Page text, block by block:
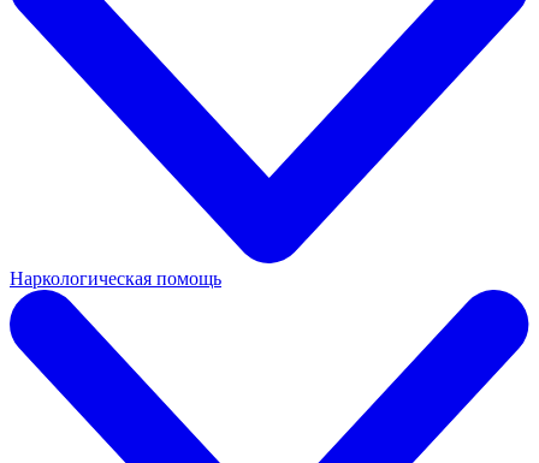
Наркологическая помощь